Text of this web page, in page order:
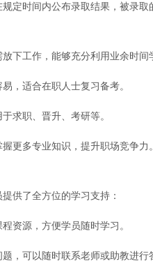
定时间内公布录取结果，被录取
下工作，能够充分利用业余时间
，适合在职人士复习备考。
求职、晋升、考研等。
更多专业知识，提升职场竞争力。
供了全方位的学习支持：
资源，方便学员随时学习。
，可以随时联系老师或助教进行